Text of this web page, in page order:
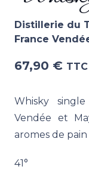
Distillerie du
France
67,90 € TTC
Whisky
Vendée et
aromes de
41°